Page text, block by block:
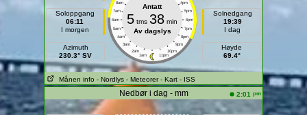
Soloppgang
06:11
I morgen
Azimuth
230.3° SV
8am 4pm
7am 5pm
6am 6pm
5am 7pm
4am 8pm
3am 9pm
2am 10pm
1am 11pm
Antatt
5 tms 38 min
Av dagslys
Solnedgang
19:39
I dag
Høyde
69.4°
Månen info - Nordlys - Meteorer - Kart - ISS
Nedbør i dag - mm 2:01 pm